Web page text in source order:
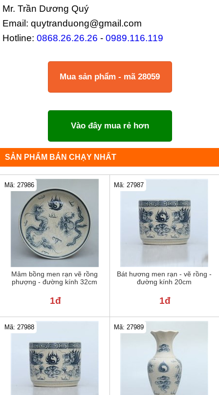
Mr. Trần Dương Quý
Email: quytranduong@gmail.com
Hotline: 0868.26.26.26 - 0989.116.119
Mua sản phẩm - mã 28059
Vào đây mua rẻ hơn
SẢN PHẨM BÁN CHẠY NHẤT
Mâm bồng men rạn vẽ rồng
phượng - đường kính 32cm
Mã: 27986
1đ
Bát hương men rạn - vẽ rồng -
đường kính 20cm
Mã: 27987
1đ
Mã: 27988 Mã: 27989